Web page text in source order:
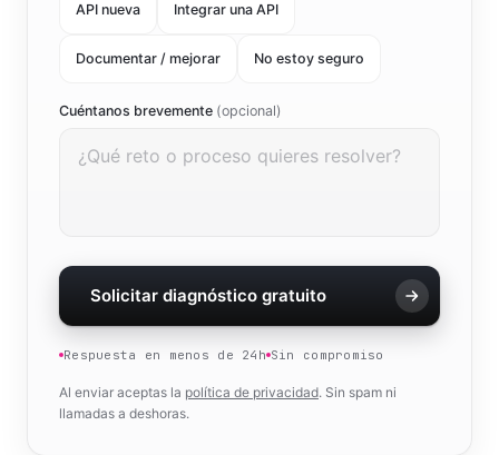
API nueva Integrar una API
Documentar / mejorar No estoy seguro
Cuéntanos brevemente (opcional)
Solicitar diagnóstico gratuito
Respuesta en menos de 24h Sin compromiso
Al enviar aceptas la política de privacidad. Sin spam ni
llamadas a deshoras.